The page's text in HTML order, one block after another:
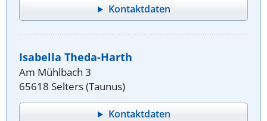
Kontaktdaten
Isabella Theda-Harth
Am Mühlbach 3
65618 Selters (Taunus)
Kontaktdaten